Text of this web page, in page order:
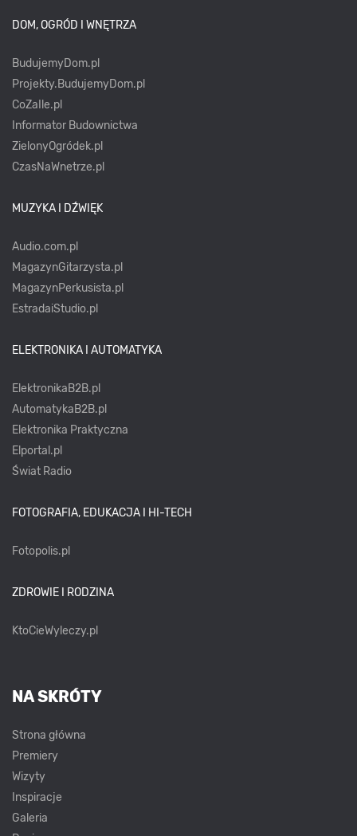
DOM, OGRÓD I WNĘTRZA
BudujemyDom.pl
Projekty.BudujemyDom.pl
CoZaIle.pl
Informator Budownictwa
ZielonyOgródek.pl
CzasNaWnetrze.pl
MUZYKA I DŹWIĘK
Audio.com.pl
MagazynGitarzysta.pl
MagazynPerkusista.pl
EstradaiStudio.pl
ELEKTRONIKA I AUTOMATYKA
ElektronikaB2B.pl
AutomatykaB2B.pl
Elektronika Praktyczna
Elportal.pl
Świat Radio
FOTOGRAFIA, EDUKACJA I HI-TECH
Fotopolis.pl
ZDROWIE I RODZINA
KtoCieWyleczy.pl
NA SKRÓTY
Strona główna
Premiery
Wizyty
Inspiracje
Galeria